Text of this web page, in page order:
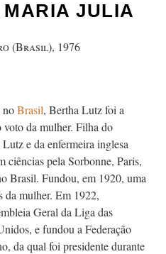
JULIA
(Brasil), 1976
noBrasil, Bertha Lutz foi a
da mulher. Filha do
e da enfermeira inglesa
ciências pela Sorbonne, Paris,
Brasil. Fundou, em 1920, uma
da mulher. Em 1922,
Geral da Liga das
e fundou a Federação
da qual foi presidente durante